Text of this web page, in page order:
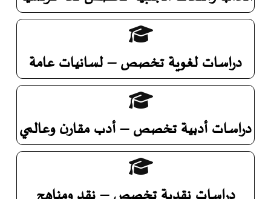
دراسات لغوية تخصص – لسانيات عامة
دراسات أدبية تخصص – أدب مقارن وعالمي